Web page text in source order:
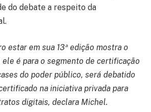
do debate a respeito da
estar em sua 13ª edição mostra o
é para o segmento de certificação
do poder público, será debatido
na iniciativa privada para
digitais, declara Michel.